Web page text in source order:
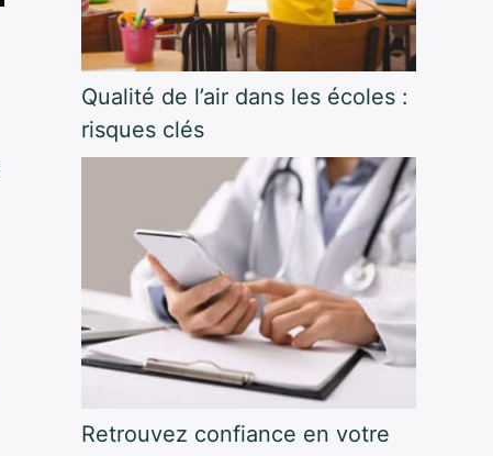
Qualité de l’air dans les écoles :
risques clés
Retrouvez confiance en votre